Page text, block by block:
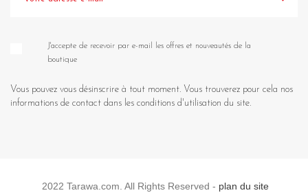
J'accepte de recevoir par e-mail les offres et nouveautés de la
boutique
Vous pouvez vous désinscrire à tout moment. Vous trouverez pour cela nos
informations de contact dans les conditions d'utilisation du site.
2022 Tarawa.com. All Rights Reserved - plan du site